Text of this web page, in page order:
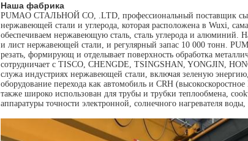
Наша фабрика
PUMAO СТАЛЬНОЙ CO, .LTD, профессиональный поставщик
нержавеющей стали и углерода, которая расположена в Wuxi,
обеспечиваем нержавеющую сталь, сталь углерода и
и лист нержавеющей стали, и регулярный запас 10 000 тонн.
резать, формирующ и отделывает поверхность обработка
сотрудничает с TISCO, CHENGDE, TSINGSHAN, YONGJIN,
служа индустриях нержавеющей стали, включая зеленую
оборудование перехода как автомобиль и CRH
также широко использован для трубы и трубки теплообмена,
аппаратуры точности электронной, солнечного нагревателя